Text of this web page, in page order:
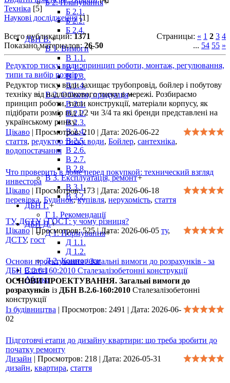
Б 2. Планування+
Б 2.1.
Б 2.2.
Б 2.4.
ДБН В.+
В 1. Вимоги+
В 1.1.
В 1.2.
В 1.3.
В 1.4.
В 2. Об'єкти, продукція+
В 2.1.
В 2.2.
В 2.3.
В 2.4.
В 2.5.
В 2.6.
В 2.7.
В 2.8.
В 3. Експлуатація, ремонт+
В 3.1.
В 3.2.
ДБН Г.+
Г 1. Рекомендації
ДБН Д.+
Д 1. Нормування+
Д 1.1.
Д 1.2.
Д 2. Кошториси
Статті
Абетка
Техніка [5]
Наукові дослідження [1]
Всего публикаций:1371
Показано материалов:26-50
Страницы: « 1 2 3 4
... 54 55 »
Редуктор тиску води: принцип роботи, монтаж, регулювання,
типи та вибір розміру
Редуктор тиску води захищає трубопровід, бойлер і побутову
техніку від надлишкового тиску в мережі. Розбираємо
принцип роботи, типи конструкції, матеріали корпусу, як
підібрати розмір під 1/2 чи 3/4 та які бренди представлені на
українському ринку.
Цікаво | Просмотров: 210 | Дата: 2026-06-22
стаття, редуктор тиску води, Бойлер, сантехніка,
водопостачання
Что проверить в доме перед покупкой: технический взгляд
инвестора
Цікаво | Просмотров: 173 | Дата: 2026-06-18
перевірка, Будинок,купівля, нерухомість, стаття
ТУ, ДСТУ і ГОСТ: у чому різниця?
Цікаво|Просмотров: 525|Дата: 2026-06-05 ту,
ДСТУ, гост
Основи проектування / Загальні вимоги до розрахунків - за
ДБН В.2.6-160:2010 Сталезалізобетонні конструкції
ОСНОВИ ПРОЕКТУВАННЯ. Загальні вимоги до
розрахунків із ДБН В.2.6-160:2010 Сталезалізобетонні
конструкції
Із будівництва | Просмотров: 2491 | Дата: 2026-06-
02
Підготовчі етапи до дизайну квартири: що треба зробити до
початку ремонту
Дизайн | Просмотров: 218 | Дата: 2026-05-31
дизайн, квартира, стаття